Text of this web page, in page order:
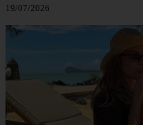
19/07/2026